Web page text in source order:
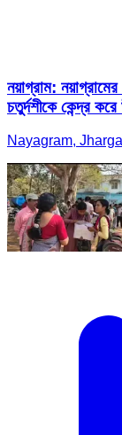
নয়াগ্রাম:
চতুর্দশীকে কেন্দ্র
Nayagram,